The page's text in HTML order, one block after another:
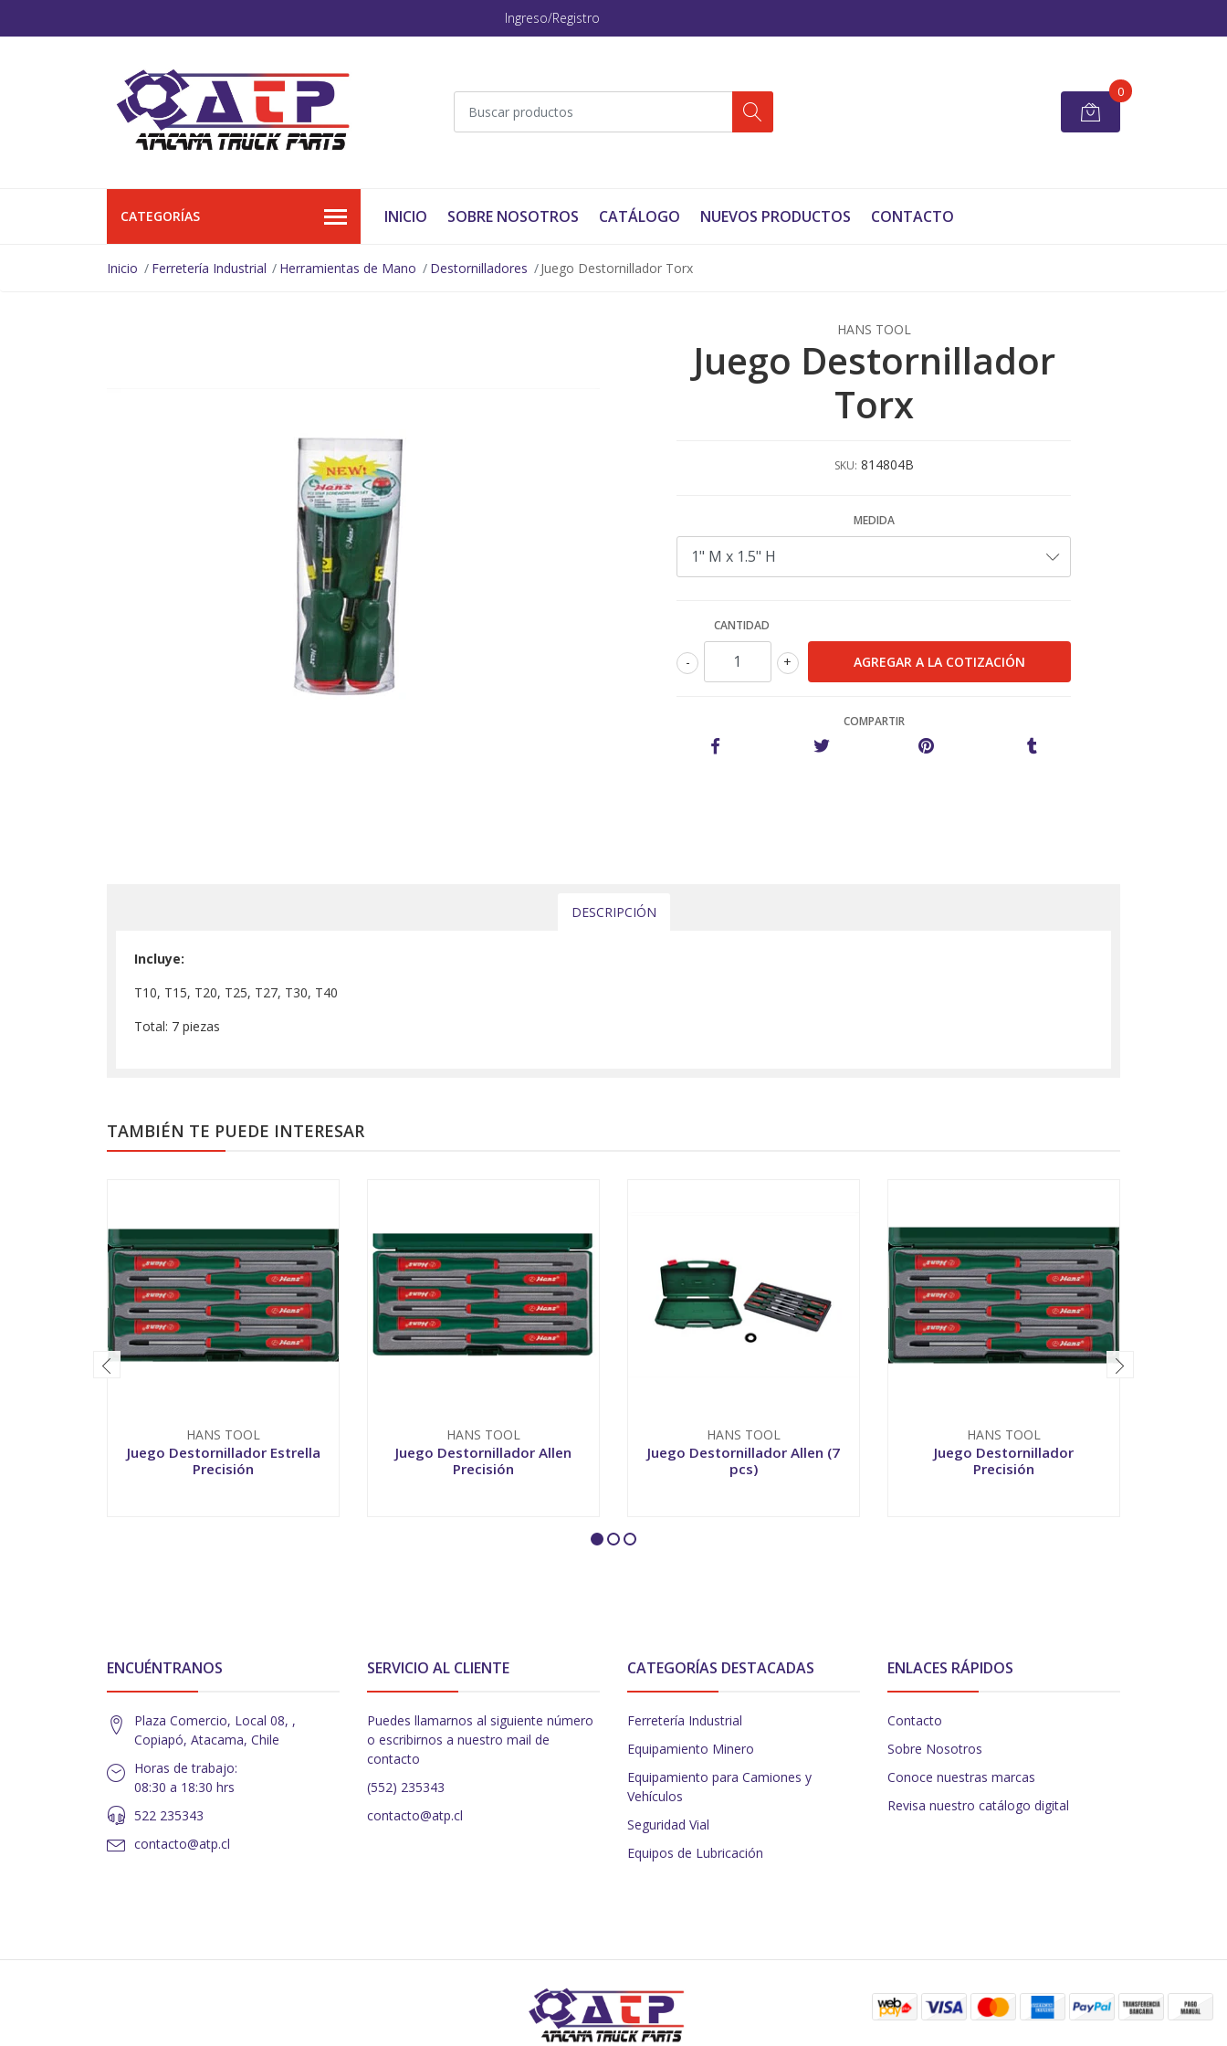
Ingreso/Registro
0
CATEGORÍAS INICIO SOBRE NOSOTROS CATÁLOGO NUEVOS PRODUCTOS CONTACTO
Inicio Ferretería Industrial Herramientas de Mano Destornilladores Juego Destornillador Torx
HANS TOOL
Juego Destornillador
Torx
SKU: 814804B
MEDIDA
CANTIDAD
+
-
COMPARTIR
DESCRIPCIÓN
Incluye:
T10, T15, T20, T25, T27, T30, T40
Total: 7 piezas
TAMBIÉN TE PUEDE INTERESAR
HANS TOOL
Juego Destornillador Estrella
Precisión
HANS TOOL
Juego Destornillador Allen
Precisión
HANS TOOL
Juego Destornillador Allen (7
pcs)
HANS TOOL
Juego Destornillador
Precisión
ENCUÉNTRANOS
Plaza Comercio, Local 08, ,
Copiapó, Atacama, Chile
Horas de trabajo:
08:30 a 18:30 hrs
522 235343
contacto@atp.cl
SERVICIO AL CLIENTE
Puedes llamarnos al siguiente número
o escribirnos a nuestro mail de
contacto
(552) 235343
contacto@atp.cl
CATEGORÍAS DESTACADAS
Ferretería Industrial
Equipamiento Minero
Equipamiento para Camiones y
Vehículos
Seguridad Vial
Equipos de Lubricación
ENLACES RÁPIDOS
Contacto
Sobre Nosotros
Conoce nuestras marcas
Revisa nuestro catálogo digital